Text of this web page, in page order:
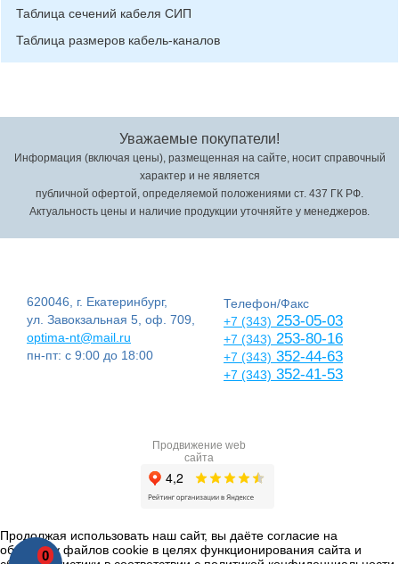
0
Таблица сечений кабеля СИП
Таблица размеров кабель-каналов
Уважаемые покупатели!
Информация (включая цены), размещенная на сайте, носит справочный
характер и не является
публичной офертой, определяемой положениями ст. 437 ГК РФ.
Актуальность цены и наличие продукции уточняйте у менеджеров.
620046, г. Екатеринбург,
ул. Завокзальная 5, оф. 709,
optima-nt@mail.ru
пн-пт: с 9:00 до 18:00
Телефон/Факс
+7 (343) 253-05-03
+7 (343) 253-80-16
+7 (343) 352-44-63
+7 (343) 352-41-53
Продвижение web
сайта
Продолжая использовать наш сайт, вы даёте согласие на
обработку файлов cookie в целях функционирования сайта и